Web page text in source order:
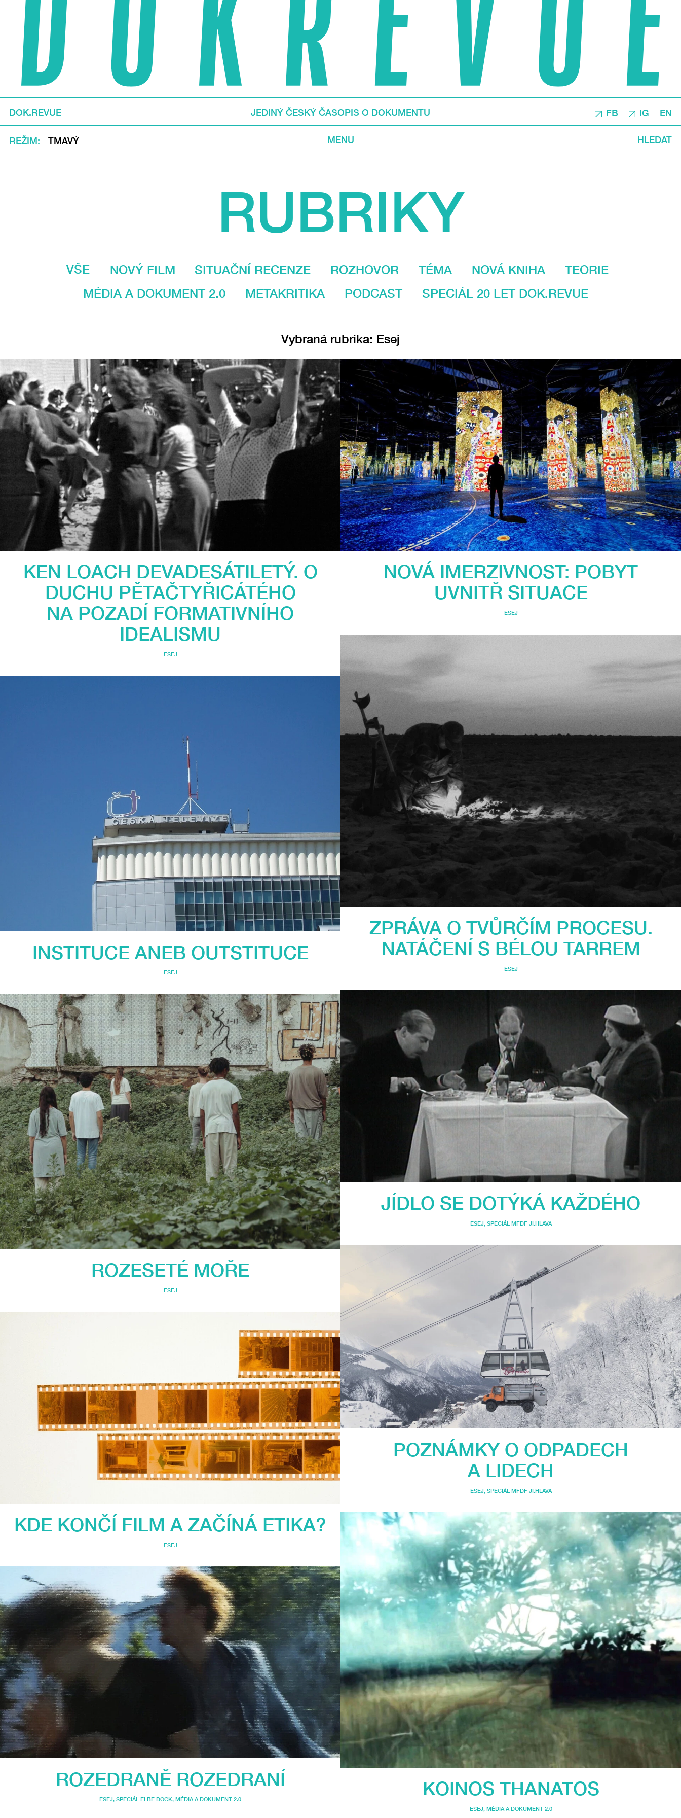
DOK.REVUE JEDINÝ ČESKÝ ČASOPIS O DOKUMENTU FB IG EN
REŽIM TMAVÝ MENU HLEDAT
RUBRIKY
VŠE NOVÝ FILM SITUAČNÍ RECENZE ROZHOVOR TÉMA NOVÁ KNIHA
TEORIE
MÉDIA A DOKUMENT 2.0
METAKRITIKA PODCAST SPECIÁL 20 LET DOK.REVUE
Vybraná rubrika: Esej
KEN LOACH DEVADESÁTILETÝ. O
DUCHU PĚTAČTYŘICÁTÉHO
NA POZADÍ FORMATIVNÍHO
IDEALISMU
ESEJ
INSTITUCE ANEB OUTSTITUCE
ESEJ
ROZESETÉ MOŘE
ESEJ
KDE KONČÍ FILM A ZAČÍNÁ ETIKA?
ESEJ
ROZEDRANĚ ROZEDRANÍ
ESEJ, SPECIÁL ELBE DOCK, MÉDIA A DOKUMENT 2.0
NOVÁ IMERZIVNOST: POBYT
UVNITŘ SITUACE
ESEJ
ZPRÁVA O TVŮRČÍM PROCESU.
NATÁČENÍ S BÉLOU TARREM
ESEJ
JÍDLO SE DOTÝKÁ KAŽDÉHO
ESEJ SPECIÁL MFDF JI.HLAVA
POZNÁMKY O ODPADECH
A LIDECH
ESEJ SPECIÁL MFDF JI.HLAVA
KOINOS THANATOS
ESEJ, MÉDIA A DOKUMENT 2.0